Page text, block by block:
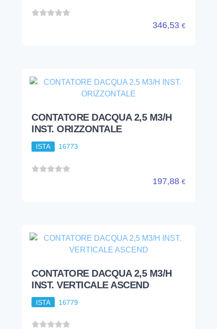
346,53 €
CONTATORE DACQUA 2,5 M3/H
INST. ORIZZONTALE
ISTA 16773
197,88 €
CONTATORE DACQUA 2,5 M3/H
INST. VERTICALE ASCEND
ISTA 16779